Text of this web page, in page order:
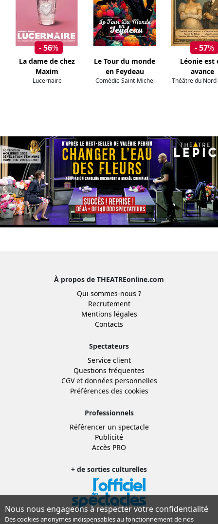
- 56%
La dame de chez
Maxim
Lucernaire
Le Tour du monde
en Feydeau
Comédie Saint-Michel
- 57%
Léonie est
avance
Théâtre du
À propos de THEATREonline.com
Qui sommes-nous ?
Recrutement
Mentions légales
Contacts
Spectateurs
Service client
Questions fréquentes
CGVet données personnelles
Préférences des cookies
Professionnels
Référencer un spectacle
Publicité
Accès PRO
+ de sorties culturelles
Nous nous engageons à respecter votre confidentialité
Des cookies anonymes indispensables au fonctionnement de nos